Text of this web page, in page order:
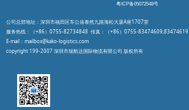
公司总部地址：深圳市福田区车公庙泰然九路海松大厦A座1707室
服务热线：（+86）0755-82734848 传真：（+86）0755-83474609,83474619
E-mail：mailbox@kako-logistics.com
copyright 199-2007 深圳市瑞航达国际物流有限公司 版权所有
粤ICP备05072548号